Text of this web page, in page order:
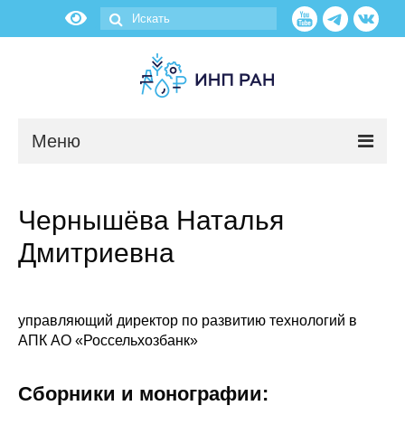
Меню
О нас
Об институте
Научные подразделения
Чернышёва Наталья
Дмитриевна
управляющий директор по развитию технологий в
АПК АО «Россельхозбанк»
Сборники и монографии: